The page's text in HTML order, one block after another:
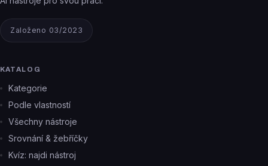
Založeno 03/2023
KATALOG
Kategorie
Podle vlastností
Všechny nástroje
Srovnání & žebříčky
Kvíz: najdi nástroj